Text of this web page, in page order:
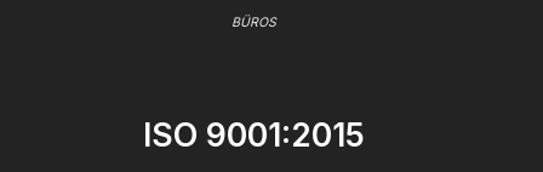
BÜROS
ISO 9001:2015